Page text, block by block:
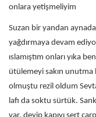
onlara yetişmeliyim
Suzan bir yandan
yağdırmaya devam
ıslamıştım onları yıka
ütülemeyi sakın unutma
olmuştu rezil oldum
lafı da soktu sürtük.